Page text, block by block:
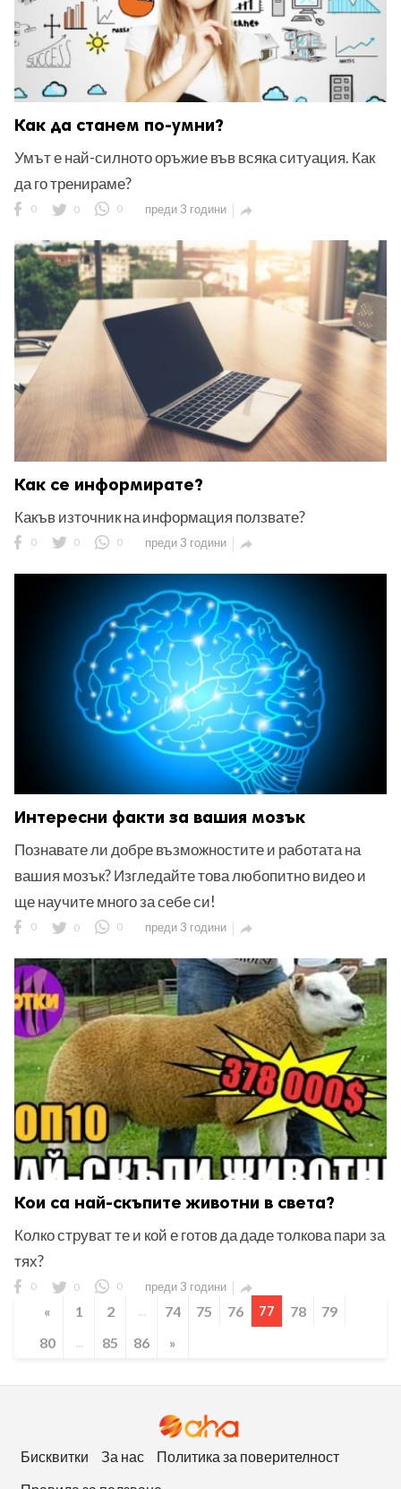
Как да станем по-умни?
Умът е най-силното оръжие във всяка ситуация. Как
да го тренираме?
0 0 0 преди 3 години 
Как се информирате?
Какъв източник на информация ползвате?
0 0 0 преди 3 години 
Интересни факти за вашия мозък
Познавате ли добре възможностите и работата на
вашия мозък? Изгледайте това любопитно видео и
ще научите много за себе си!
0 0 0 преди 3 години 
Кои са най-скъпите животни в света?
Колко струват те и кой е готов да даде толкова пари за
тях?
0 0 0 преди 3 години 
« 1 2 ... 74 75 76 77 78
79
80
... 85 86 »
Бисквитки За нас
Политика за поверителност